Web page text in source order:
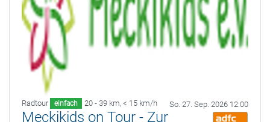
Radtour einfach 20 - 39 km, < 15 km/h So. 27. Sep. 2026 12:00
Meckikids on Tour - Zur